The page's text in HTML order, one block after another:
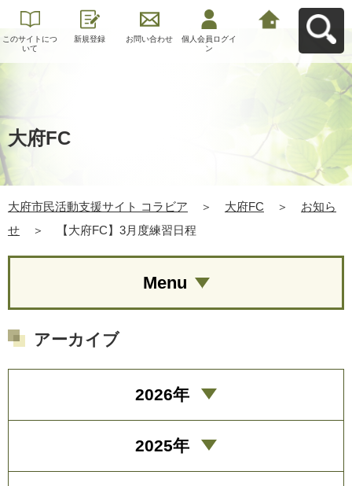
このサイトにつ
いて
新規登録 お問い合わせ
個人会員ログイ
ン
大府FC
大府市民活動支援サイト コラビア ＞ 大府FC ＞
お知ら
せ
＞ 【大府FC】3月度練習日程
Menu
アーカイブ
2026年
2025年